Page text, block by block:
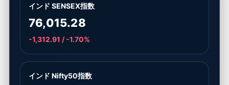
インド SENSEX指数
76,015.28
-1,312.91 / -1.70%
インド Nifty50指数